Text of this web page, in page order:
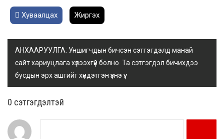
Хуваалцах Жиргэх
АНХААРУУЛГА: Уншигчдын бичсэн сэтгэгдэлд манай
сайт хариуцлага хүлээхгүй болно. Та сэтгэгдэл бичихдээ
бусдын эрх ашгийг хүндэтгэн үзнэ үү.
0 cэтгэгдэлтэй